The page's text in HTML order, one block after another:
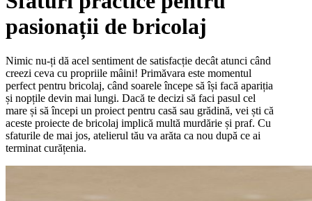
pasionații de bricolaj
Nimic nu-ți dă acel sentiment de satisfacție decât atunci când
creezi ceva cu propriile mâini! Primăvara este momentul
perfect pentru bricolaj, când soarele începe să își facă apariția
și nopțile devin mai lungi. Dacă te decizi să faci pasul cel
mare și să începi un proiect pentru casă sau grădină, vei ști că
aceste proiecte de bricolaj implică multă murdărie și praf. Cu
sfaturile de mai jos, atelierul tău va arăta ca nou după ce ai
terminat curățenia.